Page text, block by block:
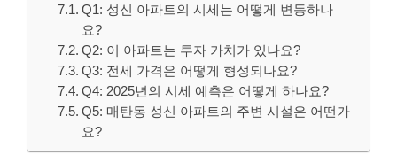
Q1: 성신 아파트의 시세는 어떻게 변동하나
요?
Q2: 이 아파트는 투자 가치가 있나요?
Q3: 전세 가격은 어떻게 형성되나요?
Q4: 2025년의 시세 예측은 어떻게 하나요?
Q5: 매탄동 성신 아파트의 주변 시설은 어떤가
요?